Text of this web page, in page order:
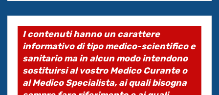
I contenuti hanno un carattere
informativo di tipo medico-scientifico e
sanitario ma in alcun modo intendono
sostituirsi al vostro Medico Curante o
al Medico Specialista, ai quali bisogna